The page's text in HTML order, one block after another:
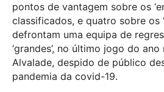
pontos de vantagem sobre os
classificados, e quatro sobre os
defrontam uma equipa de
‘grandes’, no último jogo do
Alvalade, despido de público
pandemia da covid-19.